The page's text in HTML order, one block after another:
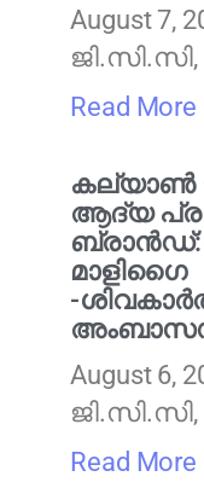
August 7,
ജി.സി.സി,
Read More
കല്യാണ്‍
ആദ്യ
മാളിഗൈ
-
August 6,
ജി.സി.സി,
Read More